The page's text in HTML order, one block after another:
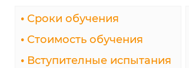
•Сроки обучения
• Стоимость обучения
• Вступителные испытания